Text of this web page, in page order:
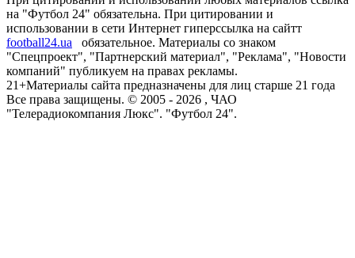
на "Футбол 24" обязательна. При цитировании и
использовании в сети Интернет гиперссылка на сайтт
football24.ua
обязательное. Материалы со знаком
"Спецпроект", "Партнерский материал", "Реклама", "Новости
компаний" публикуем на правах рекламы.
21+Материалы сайта предназначены для лиц старше 21 года
Все права защищены. © 2005 - 2026 , ЧАО
"Телерадиокомпания Люкс". "Футбол 24".